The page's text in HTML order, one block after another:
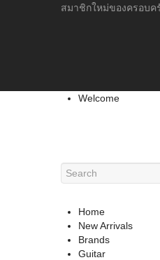
สมาชิกใหม่ของครอบค
Welcome
Home
New Arrivals
Brands
Guitar